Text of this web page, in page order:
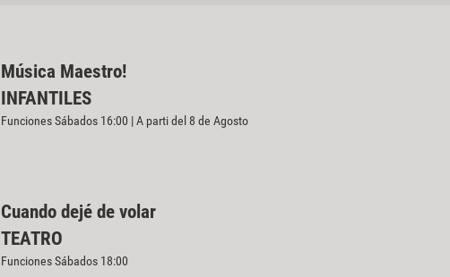
Música Maestro!
INFANTILES
Funciones Sábados 16:00 | A parti del 8 de Agosto
Cuando dejé de volar
TEATRO
Funciones Sábados 18:00